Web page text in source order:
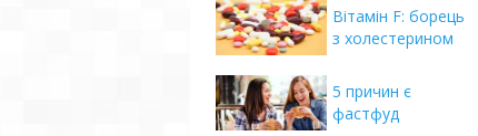
Вітамін F: борець
з холестерином
5 причин є
фастфуд